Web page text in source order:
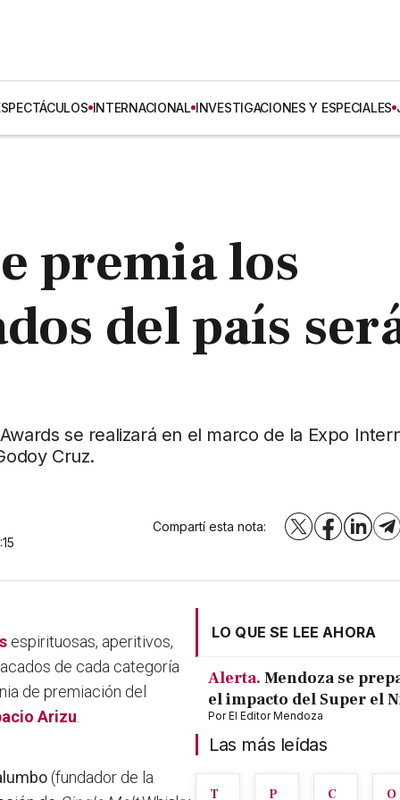
INTERNACIONAL INVESTIGACIONES Y ESPECIALES
premia los
del país
se realizará en el marco de la Expo
Cruz.
Compartí esta nota: X Facebook
espirituosas, aperitivos,
de cada categoría
de premiación del
Arizu
(fundador de la
LO QUE SE LEE AHORA
Alerta. Mendoza se
el impacto del Super el
PorEl Editor Mendoza
Las más leídas
T
P
C
O